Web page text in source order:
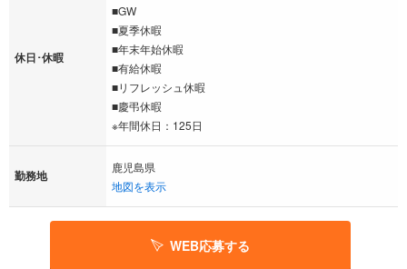
休日･休暇
■GW
■夏季休暇
■年末年始休暇
■有給休暇
■リフレッシュ休暇
■慶弔休暇
※年間休日：125日
勤務地
鹿児島県
地図を表示
WEB応募する